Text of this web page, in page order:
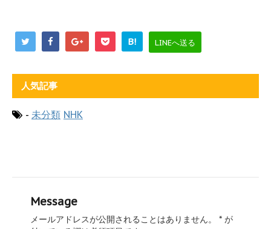
B! LINEへ送る
人気記事
- 未分類 NHK
Message
メールアドレスが公開されることはありません。 * が